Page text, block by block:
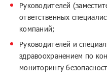
Руководителей
ответственных
компаний;
Руководителей и
здравоохранением по
мониторингу